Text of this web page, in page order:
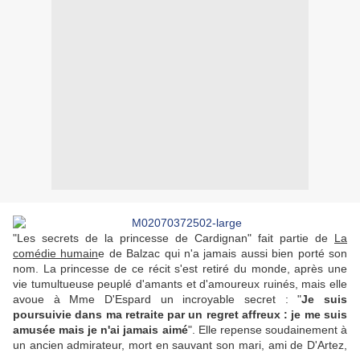
"Les secrets de la princesse de Cardignan" fait partie de La
comédie humaine de Balzac qui n'a jamais aussi bien porté son
nom. La princesse de ce récit s'est retiré du monde, après une
vie tumultueuse peuplé d'amants et d'amoureux ruinés, mais elle
avoue à Mme D'Espard un incroyable secret : "Je suis
poursuivie dans ma retraite par un regret affreux : je me suis
amusée mais je n'ai jamais aimé". Elle repense soudainement à
un ancien admirateur, mort en sauvant son mari, ami de D'Artez,